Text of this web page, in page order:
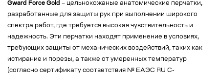
Gward Force Gold – цельнокожаные анатомические перчатки,
разработанные для защиты рук при выполнении широкого
спектра работ, где требуется высокая чувствительность и
надежность. Эти перчатки находят применение в условиях,
требующих защиты от механических воздействий, таких как
истирание и порезы, а также от умеренных температур
(согласно сертификату соответствия № EAЭС RU C-